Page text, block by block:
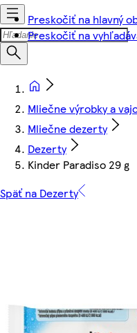
Preskočiť na hlavný
Preskočiť na
Mliečne výrobky a
Mliečne dezerty
Dezerty
Kinder Paradiso 29 g
Späť na Dezerty